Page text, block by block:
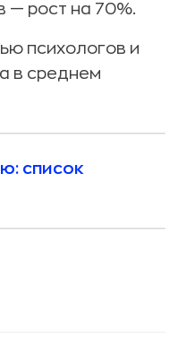
— рост на 70%.
психологов и
в среднем
список